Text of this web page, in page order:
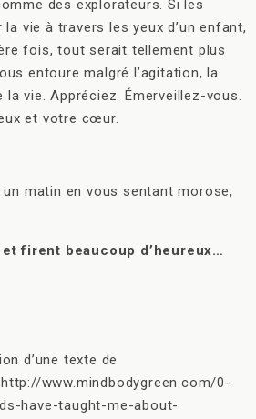
des explorateurs. Si les
vie à travers les yeux d’un enfant,
fois, tout serait tellement plus
entoure malgré l’agitation, la
vie. Appréciez. Émerveillez-vous.
et votre cœur.
matin en vous sentant morose,
firent beaucoup d’heureux…
d’une texte de
www.mindbodygreen.com/0-
have-taught-me-about-